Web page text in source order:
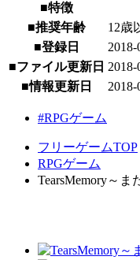
■特徴
■推奨年齢
12歳
■登録日
2018-
■ファイル更新日 2018-
■情報更新日
2018-
#RPGゲーム
フリーゲームTOP
RPGゲーム
TearsMemory～